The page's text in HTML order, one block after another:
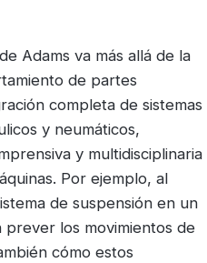
Adams va más allá de la
de partes
completa de sistemas
y neumáticos,
y multidisciplinaria
Por ejemplo, al
de suspensión en un
los movimientos de
cómo estos